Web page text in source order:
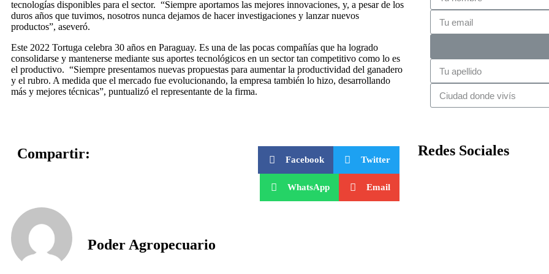
tecnologías disponibles para el sector. “Siempre aportamos las mejores innovaciones, y, a pesar de los
duros años que tuvimos, nosotros nunca dejamos de hacer investigaciones y lanzar nuevos
productos”, aseveró.
Este 2022 Tortuga celebra 30 años en Paraguay. Es una de las pocas compañías que ha logrado
consolidarse y mantenerse mediante sus aportes tecnológicos en un sector tan competitivo como lo es
el productivo. “Siempre presentamos nuevas propuestas para aumentar la productividad del ganadero
y el rubro. A medida que el mercado fue evolucionando, la empresa también lo hizo, desarrollando
más y mejores técnicas”, puntualizó el representante de la firma.
Compartir: Facebook Twitter
WhatsApp Email
Poder Agropecuario
Redes Sociales